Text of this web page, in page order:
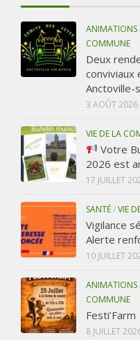
ANIMATIONS
COMMUNE
Deux
conviviaux
Anctoville-
3 AOÛT 2026
VIE DE LA
Votre
2026 est
17 JUILLET
SANTÉ/VIE
Vigilance
Alerte
10 JUILLET
ANIMATIONS
COMMUNE
Festi’Farm
8 JUILLET